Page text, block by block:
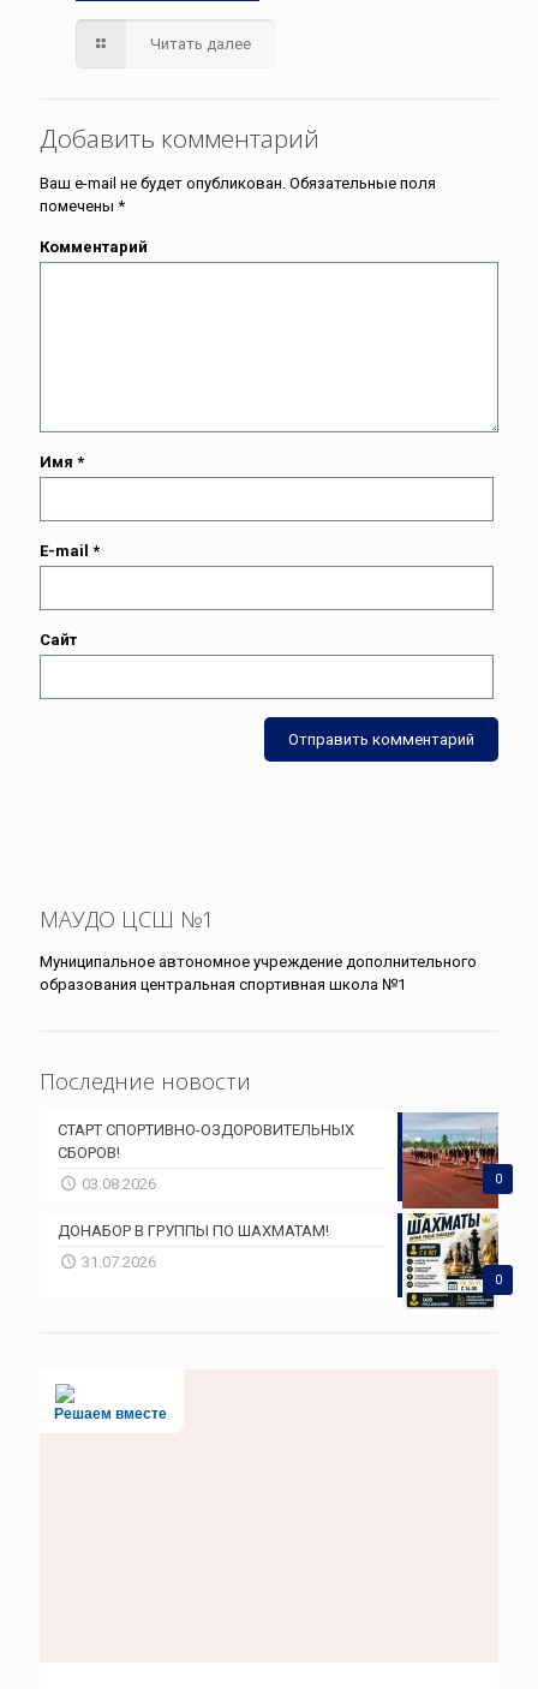
Читать далее
Добавить комментарий
Ваш e-mail не будет опубликован. Обязательные поля
помечены *
Комментарий
Имя *
E-mail *
Сайт
МАУДО ЦСШ №1
Муниципальное автономное учреждение дополнительного
образования центральная спортивная школа №1
Последние новости
0
СТАРТ СПОРТИВНО-ОЗДОРОВИТЕЛЬНЫХ
СБОРОВ!
03.08.2026
0
ДОНАБОР В ГРУППЫ ПО ШАХМАТАМ!
31.07.2026
Решаем вместе